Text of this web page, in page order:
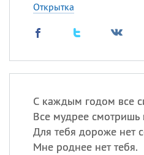
Открытка
С каждым годом все
Все мудрее смотришь
Для тебя дороже нет
Мне роднее нет тебя.